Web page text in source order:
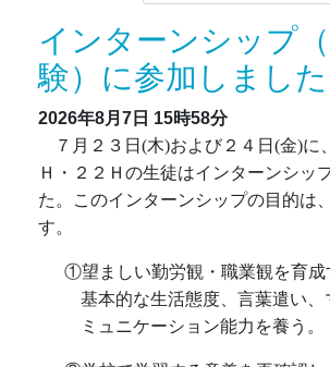
インターンシップ
験）に参加しました
2026年8月7日 15時58分
７月２３日(木)および２４日(金)に
Ｈ・２２Ｈの生徒はインターンシッ
た。このインターンシップの目的は
す。
①望ましい勤労観・職業観を育成
基本的な生活態度、言葉遣い、
ミュニケーション能力を養う。